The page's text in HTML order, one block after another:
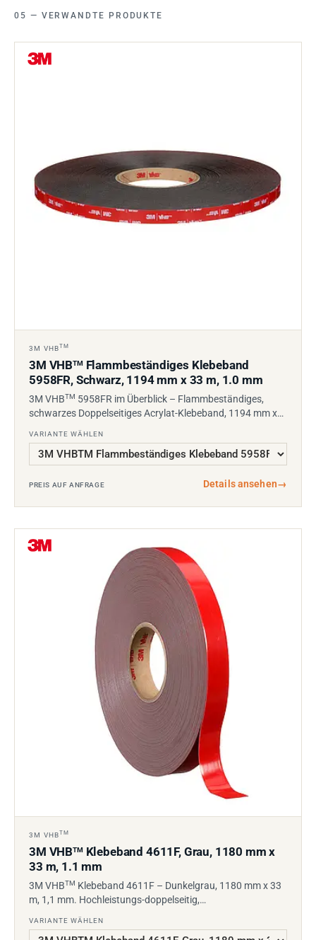
VERWANDTE PRODUKTE
3M VHBTM
3M VHBTMFlammbeständiges Klebeband
5958FR, Schwarz, 1194 mm x 33 m, 1.0 mm
3M VHBTM 5958FR im Überblick – Flammbeständiges,
schwarzes Doppelseitiges Acrylat-Klebeband, 1194 mm x…
VARIANTE WÄHLEN
PREIS AUF ANFRAGE Details ansehen→
3M VHBTM
3M VHBTMKlebeband 4611F, Grau, 1180 mm x
33 m, 1.1 mm
3M VHBTM Klebeband 4611F – Dunkelgrau, 1180 mm x 33
m, 1,1 mm. Hochleistungs-doppelseitig,…
VARIANTE WÄHLEN